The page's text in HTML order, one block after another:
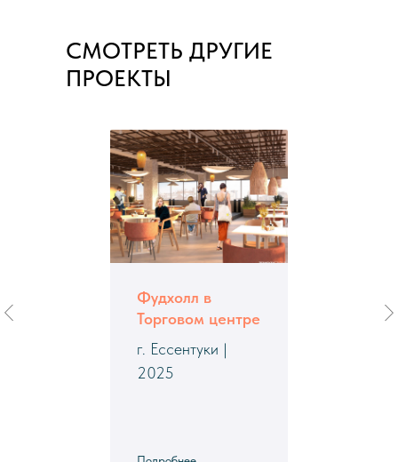
СМОТРЕТЬ ДРУГИЕ
ПРОЕКТЫ
Фудхолл в
Торговом центре
г. Ессентуки |
2025